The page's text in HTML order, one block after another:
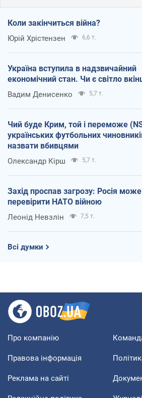
Коли закінчиться війна?
Юрій Хрістензен 6,6 т.
Україна вступила в надзвичайний
економічний стан. Чи є світло
Вадим Денисенко 5,7 т.
Чий буде Крим, той і переможе
українських футбольних
назвати вбивцями
Олександр Кірш 5,7 т.
Захід проспав загрозу: Росія може
перевірити НАТО війною
Леонід Невзлін 7,5 т.
Всі думки
Про компанію
Правова інформація
Реклама на сайті